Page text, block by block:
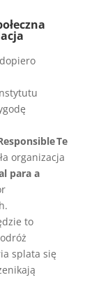
Te
organizacja
para a
to
splata się